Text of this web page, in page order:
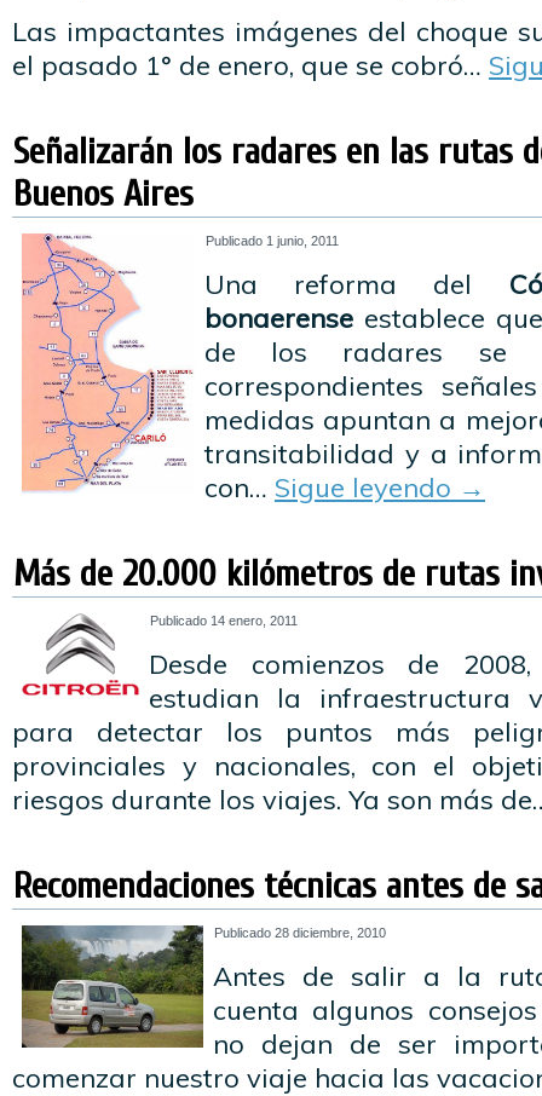
Las impactantes imágenes del choque
el pasado 1° de enero, que se cobró…
Señalizarán los radares en las rutas
Buenos Aires
Publicado 1 junio, 2011
Una reforma del
bonaerense establece
de los radares se
correspondientes
medidas apuntan a
transitabilidad y a
con… Sigue leyendo →
Más de 20.000 kilómetros de rutas
Publicado 14 enero, 2011
Desde comienzos de
estudian la infraestructura
para detectar los puntos más
provinciales y nacionales, con el
riesgos durante los viajes. Ya son más
Recomendaciones técnicas antes de
Publicado 28 diciembre, 2010
Antes de salir a la
cuenta algunos
no dejan de ser
comenzar nuestro viaje hacia las